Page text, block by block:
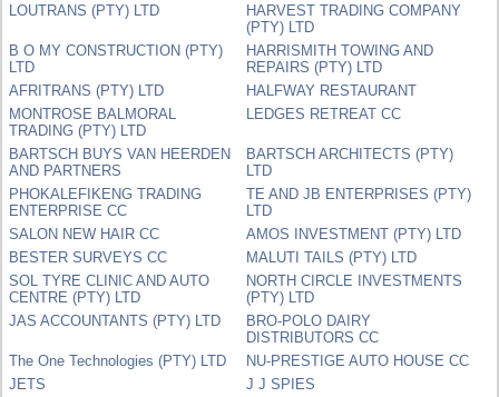
LOUTRANS (PTY) LTD
HARVEST TRADING COMPANY
(PTY) LTD
B O MY CONSTRUCTION (PTY)
LTD
HARRISMITH TOWING AND
REPAIRS (PTY) LTD
AFRITRANS (PTY) LTD
HALFWAY RESTAURANT
MONTROSE BALMORAL
TRADING (PTY) LTD
LEDGES RETREAT CC
BARTSCH BUYS VAN HEERDEN
AND PARTNERS
BARTSCH ARCHITECTS (PTY)
LTD
PHOKALEFIKENG TRADING
ENTERPRISE CC
TE AND JB ENTERPRISES (PTY)
LTD
SALON NEW HAIR CC
AMOS INVESTMENT (PTY) LTD
BESTER SURVEYS CC
MALUTI TAILS (PTY) LTD
SOL TYRE CLINIC AND AUTO
CENTRE (PTY) LTD
NORTH CIRCLE INVESTMENTS
(PTY) LTD
JAS ACCOUNTANTS (PTY) LTD
BRO-POLO DAIRY
DISTRIBUTORS CC
The One Technologies (PTY) LTD
NU-PRESTIGE AUTO HOUSE CC
JETS
J J SPIES